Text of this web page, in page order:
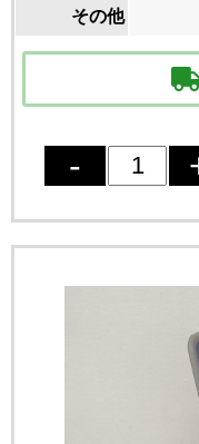
その他